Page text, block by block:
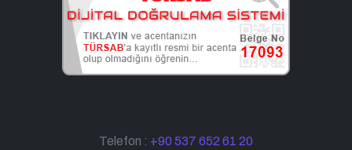
Telefon : +90 537 652 61 20